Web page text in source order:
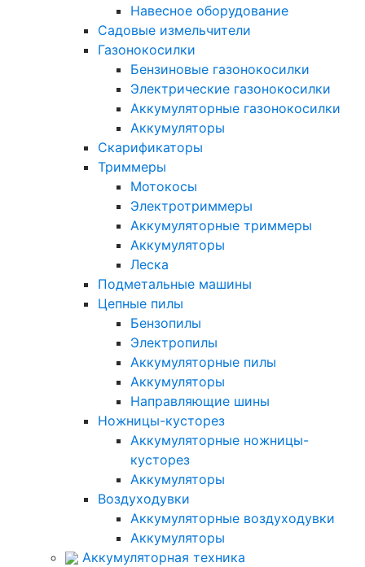
Навесное оборудование
Садовые измельчители
Газонокосилки
Бензиновые газонокосилки
Электрические газонокосилки
Аккумуляторные газонокосилки
Аккумуляторы
Скарификаторы
Триммеры
Мотокосы
Электротриммеры
Аккумуляторные триммеры
Аккумуляторы
Леска
Подметальные машины
Цепные пилы
Бензопилы
Электропилы
Аккумуляторные пилы
Аккумуляторы
Направляющие шины
Ножницы-кусторез
Аккумуляторные ножницы-
кусторез
Аккумуляторы
Воздуходувки
Аккумуляторные воздуходувки
Аккумуляторы
Аккумуляторная техника